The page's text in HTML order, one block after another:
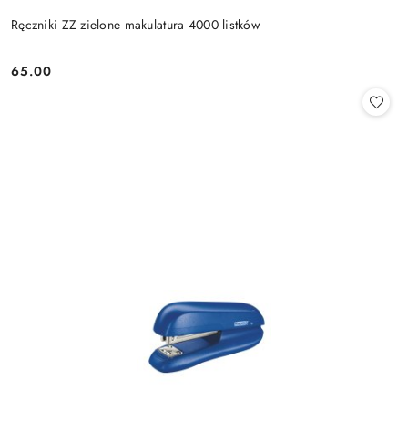
Ręczniki ZZ zielone makulatura 4000 listków
Cena:
65.00